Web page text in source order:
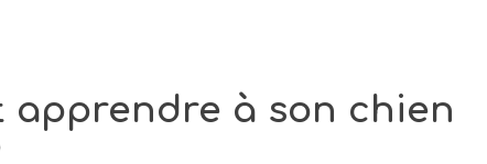
apprendre à son chien